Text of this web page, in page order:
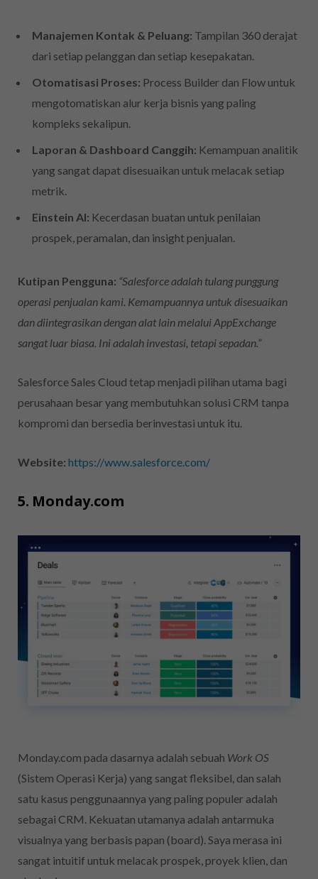
Manajemen Kontak & Peluang: Tampilan 360 derajat
dari setiap pelanggan dan setiap kesepakatan.
Otomatisasi Proses: Process Builder dan Flow untuk
mengotomatiskan alur kerja bisnis yang paling
kompleks sekalipun.
Laporan & Dashboard Canggih: Kemampuan analitik
yang sangat dapat disesuaikan untuk melacak setiap
metrik.
Einstein AI: Kecerdasan buatan untuk penilaian
prospek, peramalan, dan insight penjualan.
Kutipan Pengguna: “Salesforce adalah tulang punggung
operasi penjualan kami. Kemampuannya untuk disesuaikan
dan diintegrasikan dengan alat lain melalui AppExchange
sangat luar biasa. Ini adalah investasi, tetapi sepadan.”
Salesforce Sales Cloud tetap menjadi pilihan utama bagi
perusahaan besar yang membutuhkan solusi CRM tanpa
kompromi dan bersedia berinvestasi untuk itu.
Website: https://www.salesforce.com/
5. Monday.com
Monday.com pada dasarnya adalah sebuah Work OS
(Sistem Operasi Kerja) yang sangat fleksibel, dan salah
satu kasus penggunaannya yang paling populer adalah
sebagai CRM. Kekuatan utamanya adalah antarmuka
visualnya yang berbasis papan (board). Saya merasa ini
sangat intuitif untuk melacak prospek, proyek klien, dan